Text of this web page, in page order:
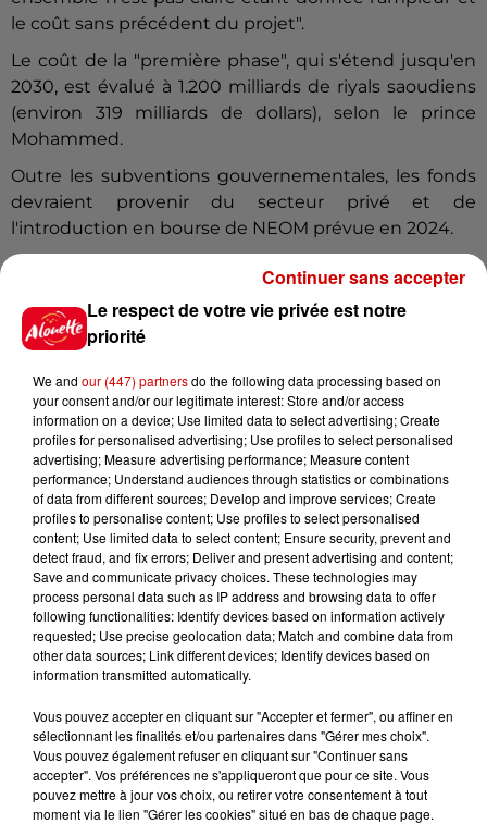
le coût sans précédent du projet".
Le coût de la "première phase", qui s'étend jusqu'en
2030, est évalué à 1.200 milliards de riyals saoudiens
(environ 319 milliards de dollars), selon le prince
Mohammed.
Outre les subventions gouvernementales, les fonds
devraient provenir du secteur privé et de
l'introduction en bourse de NEOM prévue en 2024.
contexte actuel, marqué par la flambée des prix du
pétrole, est plus favorable pour le royaume que
durant la pandémie de Covid-19.
Par ailleurs, "le financement n'est qu'une partie de
l'équation", souligne Robert Mogielnicki.
"La demande est plus difficile à acheter, surtout
quand on demande aux gens de participer à une
expérience sur la vie et le travail dans le futur."
(avec AFP)
Infos Voir plus
8h49
Rennes : enquête ouverte après
un accident impliquant un
conducteur...
8 août 2026
Le respect de votre vie privée est notre
priorité
We and our (447) partnersdo the following data processing based on
your consent and/or our legitimate interest: Store and/or access
information on a device; Use limited data to select advertising; Create
profiles for personalised advertising; Use profiles to select personalised
advertising; Measure advertising performance; Measure content
performance; Understand audiences through statistics or combinations
of data from different sources; Develop and improve services; Create
profiles to personalise content; Use profiles to select personalised
content; Use limited data to select content; Ensure security, prevent and
detect fraud, and fix errors; Deliver and present advertising and content;
Save and communicate privacy choices. These technologies may
process personal data such as IP address and browsing data to offer
following functionalities: Identify devices based on information actively
requested; Use precise geolocation data; Match and combine data from
other data sources; Link different devices; Identify devices based on
information transmitted automatically.
Vous pouvez accepter en cliquant sur "Accepter et fermer", ou affiner en
sélectionnant les finalités et/ou partenaires dans "Gérer mes choix".
Vous pouvez également refuser en cliquant sur "Continuer sans
accepter". Vos préférences ne s'appliqueront que pour ce site. Vous
pouvez mettre à jour vos choix, ou retirer votre consentement à tout
moment via le lien "Gérer les cookies" situé en bas de chaque page.
Continuer sans accepter